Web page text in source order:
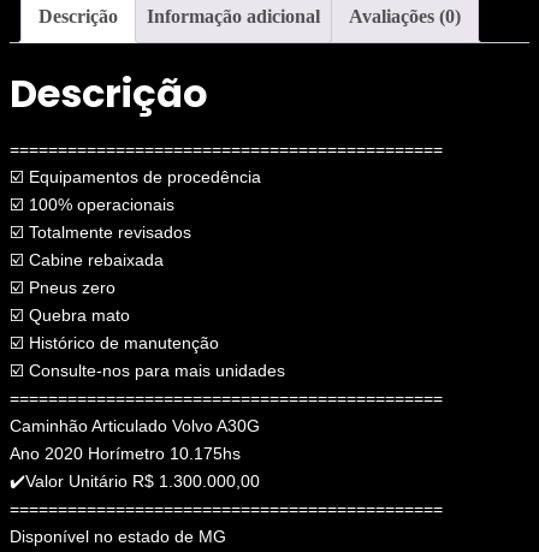
Descrição Informação adicional Avaliações (0)
Descrição
=============================================
☑️ Equipamentos de procedência
☑️ 100% operacionais
☑️ Totalmente revisados
☑️ Cabine rebaixada
☑️ Pneus zero
☑️ Quebra mato
☑️ Histórico de manutenção
☑️ Consulte-nos para mais unidades
=============================================
Caminhão Articulado Volvo A30G
Ano 2020 Horímetro 10.175hs
✔️Valor Unitário R$ 1.300.000,00
=============================================
Disponível no estado de MG